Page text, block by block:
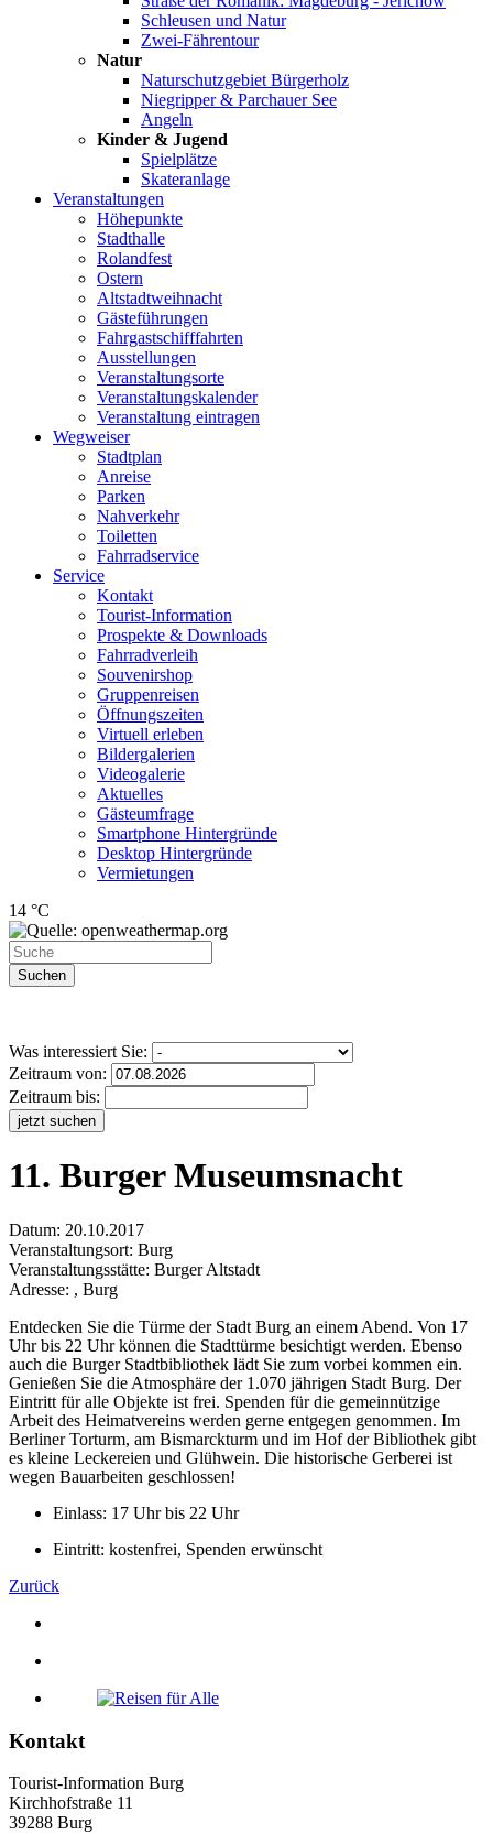
Schleusen und Natur
Zwei-Fährentour
Natur
Naturschutzgebiet Bürgerholz
Niegripper & Parchauer See
Angeln
Kinder & Jugend
Spielplätze
Skateranlage
Veranstaltungen
Höhepunkte
Stadthalle
Rolandfest
Ostern
Altstadtweihnacht
Gästeführungen
Fahrgastschifffahrten
Ausstellungen
Veranstaltungsorte
Veranstaltungskalender
Veranstaltung eintragen
Wegweiser
Stadtplan
Anreise
Parken
Nahverkehr
Toiletten
Fahrradservice
Service
Kontakt
Tourist-Information
Prospekte & Downloads
Fahrradverleih
Souvenirshop
Gruppenreisen
Öffnungszeiten
Virtuell erleben
Bildergalerien
Videogalerie
Aktuelles
Gästeumfrage
Smartphone Hintergründe
Desktop Hintergründe
Vermietungen
14 °C
Suchen
Was interessiert Sie:
Zeitraum von:
Zeitraum bis:
jetzt suchen
11. Burger Museumsnacht
Datum: 20.10.2017
Veranstaltungsort: Burg
Veranstaltungsstätte: Burger Altstadt
Adresse: , Burg
Entdecken Sie die Türme der Stadt Burg an einem Abend. Von 17
Uhr bis 22 Uhr können die Stadttürme besichtigt werden. Ebenso
auch die Burger Stadtbibliothek lädt Sie zum vorbei kommen ein.
Genießen Sie die Atmosphäre der 1.070 jährigen Stadt Burg. Der
Eintritt für alle Objekte ist frei. Spenden für die gemeinnützige
Arbeit des Heimatvereins werden gerne entgegen genommen. Im
Berliner Torturm, am Bismarckturm und im Hof der Bibliothek gibt
es kleine Leckereien und Glühwein. Die historische Gerberei ist
wegen Bauarbeiten geschlossen!
Einlass: 17 Uhr bis 22 Uhr
Eintritt: kostenfrei, Spenden erwünscht
Zurück
Kontakt
Tourist-Information Burg
Kirchhofstraße 11
39288 Burg